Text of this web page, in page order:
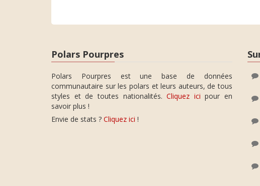
Polars Pourpres
Polars Pourpres est une base de données
communautaire sur les polars et leurs auteurs, de tous
styles et de toutes nationalités.Cliquez ici pour en
savoir plus !
Envie de stats ? Cliquez ici !